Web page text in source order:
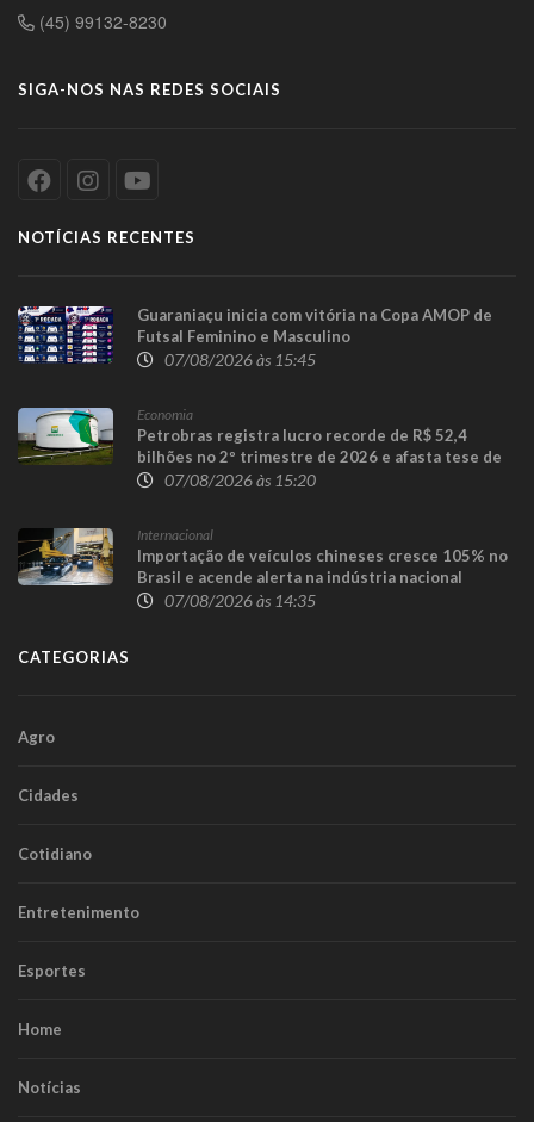
(45) 99132-8230
SIGA-NOS NAS REDES SOCIAIS
NOTÍCIAS RECENTES
Guaraniaçu inicia com vitória na Copa AMOP de
Futsal Feminino e Masculino
07/08/2026 às 15:45
Economia
Petrobras registra lucro recorde de R$ 52,4
bilhões no 2º trimestre de 2026 e afasta tese de
defasagem nos combustíveis
07/08/2026 às 15:20
Internacional
Importação de veículos chineses cresce 105% no
Brasil e acende alerta na indústria nacional
07/08/2026 às 14:35
CATEGORIAS
Agro
Cidades
Cotidiano
Entretenimento
Esportes
Home
Notícias